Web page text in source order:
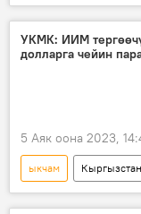
анализ
Садыр Жапаров
УКМК: ИИМ
долларга чейин
5 Аяк оона 2023,
ыкчам Кыргызстан
милиция